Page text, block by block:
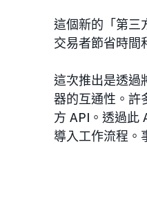
這個新的「第三
交易者節省時間
這次推出是透過
器的互通性。許
方 API。透過此
導入工作流程。